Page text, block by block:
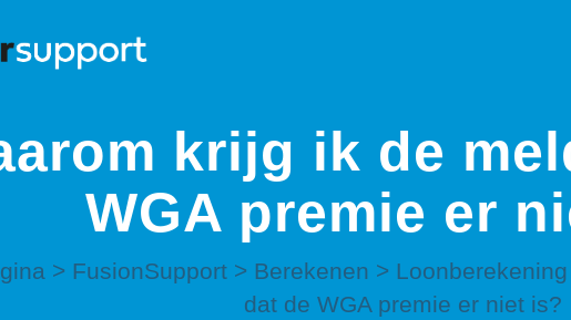
krijg ik de
WGA premie er
> FusionSupport > Berekenen > Loonberekening
dat de WGA premie er niet is?